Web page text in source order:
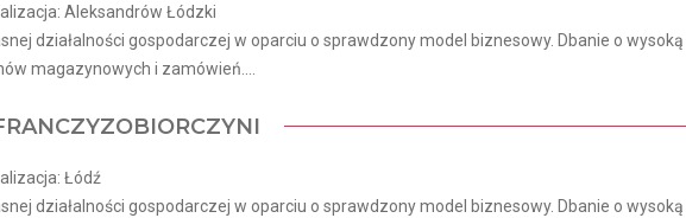
Aleksandrów Łódzki
działalności gospodarczej w oparciu o sprawdzony model biznesowy. Dbanie o wysoką
magazynowych i zamówień....
Łódź
działalności gospodarczej w oparciu o sprawdzony model biznesowy. Dbanie o wysoką